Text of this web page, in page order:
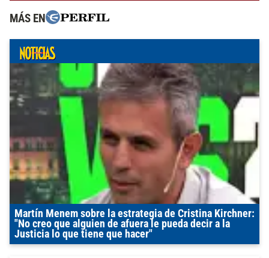
MÁS EN
Martín Menem sobre la estrategia de Cristina Kirchner:
"No creo que alguien de afuera le pueda decir a la
Justicia lo que tiene que hacer"